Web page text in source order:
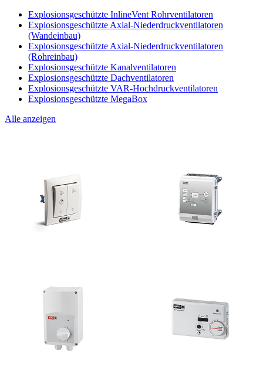
Explosionsgeschützte InlineVent Rohrventilatoren
Explosionsgeschützte Axial-Niederdruckventilatoren
(Wandeinbau)
Explosionsgeschützte Axial-Niederdruckventilatoren
(Rohreinbau)
Explosionsgeschützte Kanalventilatoren
Explosionsgeschützte Dachventilatoren
Explosionsgeschützte VAR-Hochdruckventilatoren
Explosionsgeschützte MegaBox
Alle anzeigen